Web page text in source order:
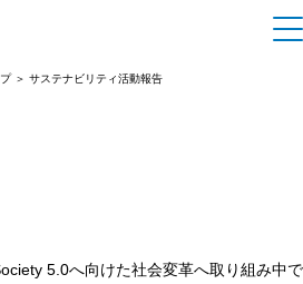
＞ サステナビリティ活動報告
5.0へ向けた社会変革へ取り組み中で